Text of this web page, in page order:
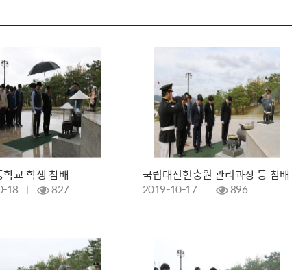
교 학생 참배
18 827
국립대전현충원 관리과장 등 참배
2019-10-17 896